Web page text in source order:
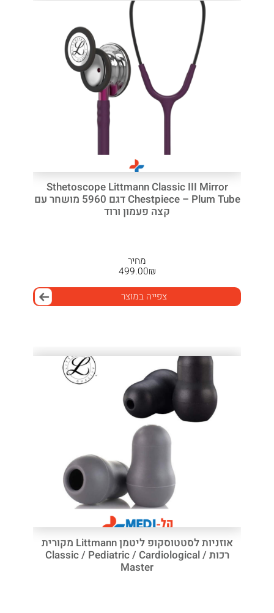
Sthetoscope Littmann Classic III Mirror
Chestpiece – Plum Tube דגם 5960 מושחר עם
קצה פעמון ורוד
מחיר
₪
499.00
צפייה במוצר
אוזניות לסטטוסקופ ליטמן Littmann מקורית
רכות Classic / Pediatric / Cardiological /
Master